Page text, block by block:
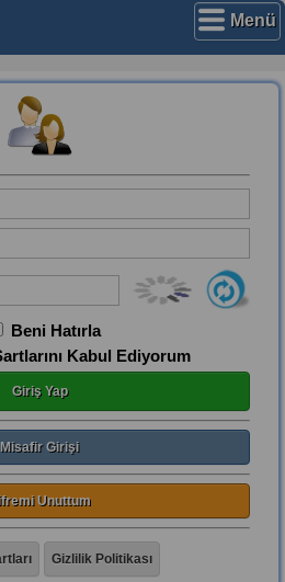
Menü
Beni Hatırla
Kabul Ediyorum
Giriş Yap
Misafir Girişi
Unuttum
Gizlilik Politikası